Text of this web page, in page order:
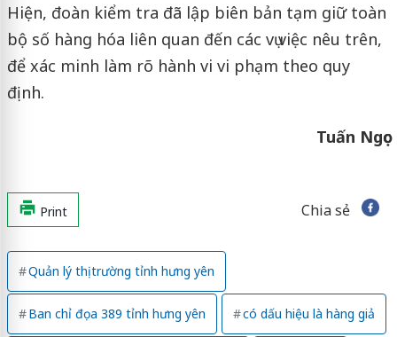
Hiện, đoàn kiểm tra đã lập biên bản tạm giữ toàn
bộ số hàng hóa liên quan đến các vụ việc nêu trên,
để xác minh làm rõ hành vi vi phạm theo quy
định.
Tuấn Ngọc
Print Chia sẻ
Quản lý thị trường tỉnh hưng yên
Ban chỉ đọa 389 tỉnh hưng yên có dấu hiệu là hàng giả